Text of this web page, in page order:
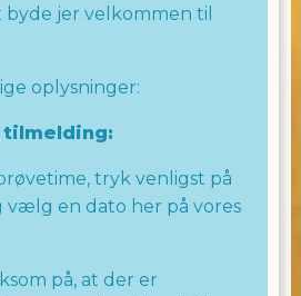
teknikker til seje
Hop.
er en erfaren danser eller blot
18+ hold lige noget for dig,
veninde med til en virkelig
DANCE
jer velkommen til
oplysninger:
tryk venligst på
vælg en dato her på vores
på, at der er